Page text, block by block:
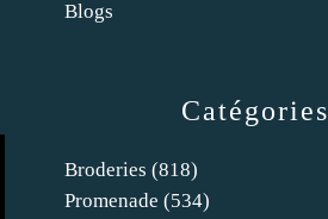
Catégories
Broderies (818)
Promenade (534)
Blogs